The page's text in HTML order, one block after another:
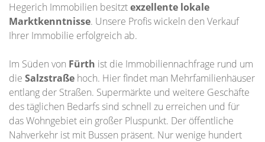
Hegerich Immobilien besitztexzellente lokale
Marktkenntnisse. Unsere Profis wickeln den Verkauf
Ihrer Immobilie erfolgreich ab.
Im Süden von Fürth ist die Immobiliennachfrage rund um
die Salzstraße hoch. Hier findet man Mehrfamilienhäuser
entlang der Straßen. Supermärkte und weitere Geschäfte
des täglichen Bedarfs sind schnell zu erreichen und für
das Wohngebiet ein großer Pluspunkt. Der öffentliche
Nahverkehr ist mit Bussen präsent. Nur wenige hundert